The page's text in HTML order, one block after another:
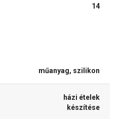
14
műanyag, szilikon
házi ételek
készítése